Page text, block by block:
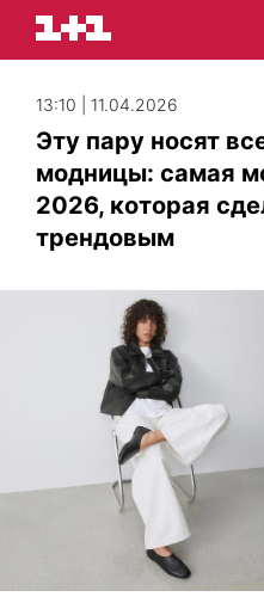
13:10 | 11.04.2026
Эту пару носят
модницы: самая
2026, которая
трендовым